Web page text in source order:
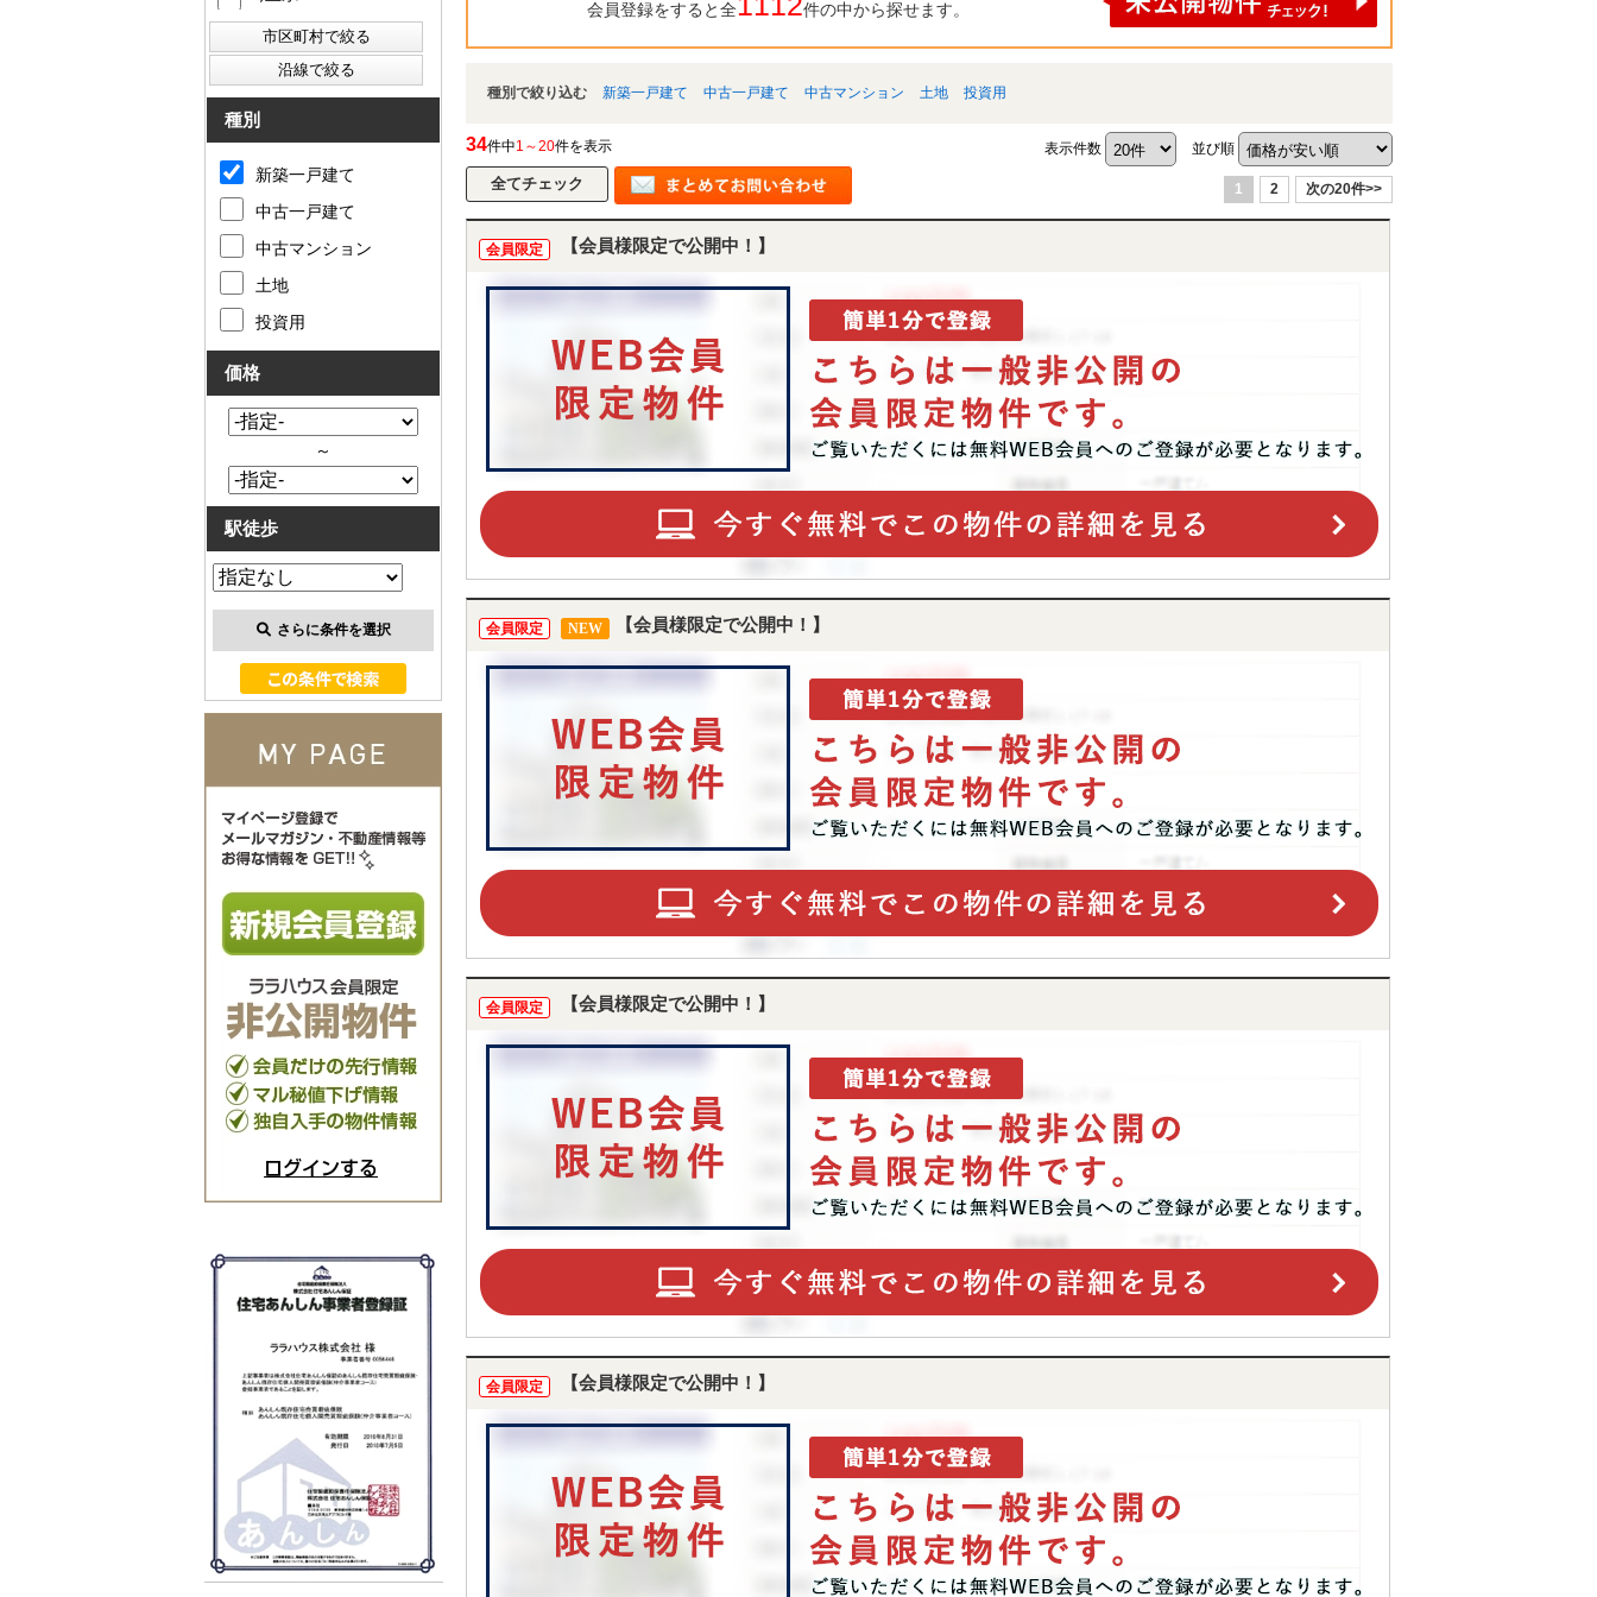
会員登録をすると全 件の中から探せます。
種別で絞り込む 新築一戸建て 中古一戸建て 中古マンション 土地 投資用
34件中1～20件を表示 表示件数 並び順
1 2 次の20件>>
会員限定 【会員様限定で公開中！】
会員限定 NEW 【会員様限定で公開中！】
会員限定 【会員様限定で公開中！】
会員限定 【会員様限定で公開中！】
種別
新築一戸建て
中古一戸建て
中古マンション
土地
投資用
価格
～
駅徒歩
さらに条件を選択
ログインする